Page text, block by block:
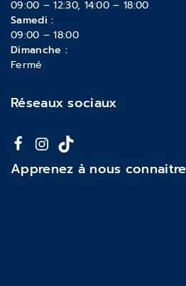
09:00 – 12:30, 14:00 – 18:00
Samedi :
09:00 – 18:00
Dimanche :
Fermé
Réseaux sociaux
Apprenez à nous connaitre